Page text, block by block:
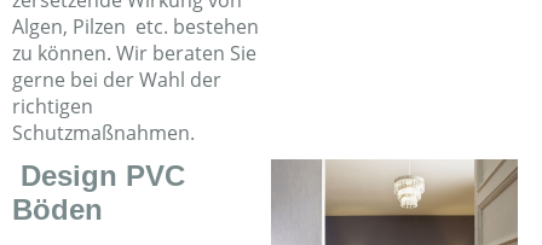
Algen, Pilzen etc. bestehen
zu können. Wir beraten Sie
gerne bei der Wahl der
richtigen
Schutzmaßnahmen.
Design PVC
Böden